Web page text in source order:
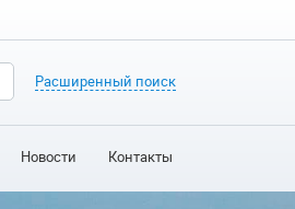
Расширенный поиск
Новости Контакты